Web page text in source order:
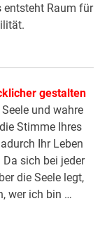
entsteht Raum für
gestalten
und wahre
Stimme Ihres
Ihr Leben
sich bei jeder
die Seele legt,
wer ich bin …